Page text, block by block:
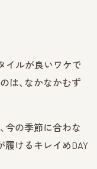
イルが良いワケで
は、なかなかむず
今の季節に合わな
履けるキレイめDAY